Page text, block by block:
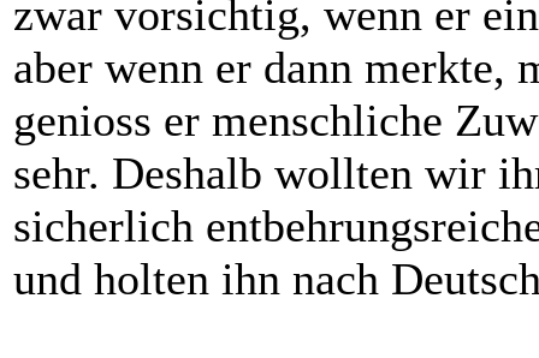
zwar vorsichtig, wenn er
aber wenn er dann merkte,
genioss er menschliche
sehr. Deshalb wollten wir
sicherlich
und holten ihn nach